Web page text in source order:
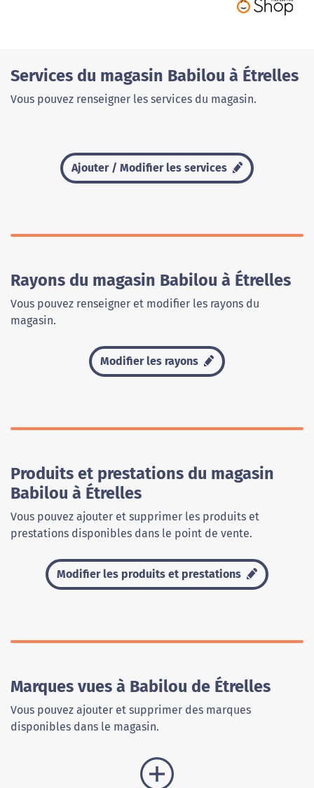
Services du magasin Babilou à Étrelles
Vous pouvez renseigner les services du magasin.
Ajouter / Modifier les services
Rayons du magasin Babilou à Étrelles
Vous pouvez renseigner et modifier les rayons du
magasin.
Modifier les rayons
Produits et prestations du magasin
Babilou à Étrelles
Vous pouvez ajouter et supprimer les produits et
prestations disponibles dans le point de vente.
Modifier les produits et prestations
Marques vues à Babilou de Étrelles
Vous pouvez ajouter et supprimer des marques
disponibles dans le magasin.